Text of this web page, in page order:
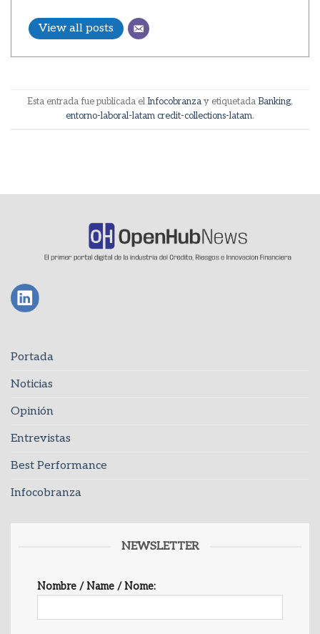
View all posts
Esta entrada fue publicada el Infocobranzay etiquetada Banking,
entorno-laboral-latam credit-collections-latam.
Portada
Noticias
Opinión
Entrevistas
Best Performance
Infocobranza
NEWSLETTER
Nombre / Name / Nome: